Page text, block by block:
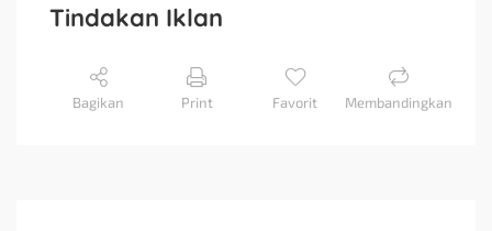
Tindakan Iklan
Bagikan Print Favorit Membandingkan